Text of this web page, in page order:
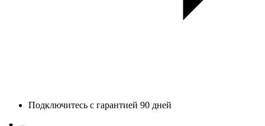
Подключитесь с гарантией 90 дней